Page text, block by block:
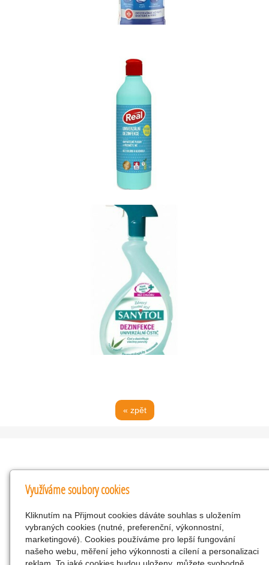
« zpět
Kontakty
KNK obchodní společnost s r.o.
Komenského 127, Žacléř, 542 01 Číslo účtu:
286293602/0300
25298518
Využíváme soubory cookies
Kliknutím na Přijmout cookies dáváte souhlas s uložením
vybraných cookies (nutné, preferenční, výkonnostní,
marketingové). Cookies používáme pro lepší fungování
našeho webu, měření jeho výkonnosti a cílení a personalizaci